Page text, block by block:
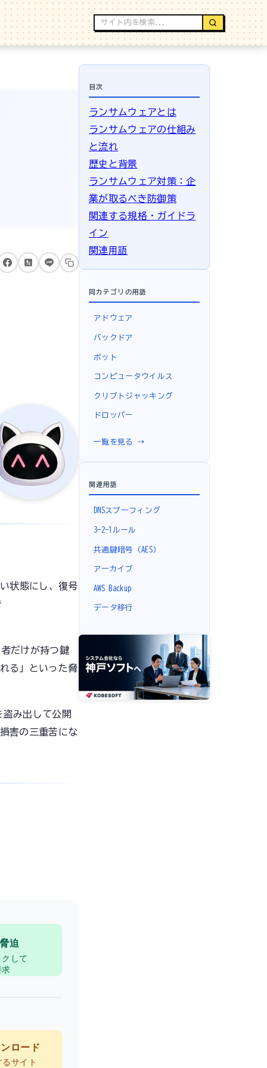
状態にし、復号
だけが持つ鍵
る」といった脅
み出して公開
害の三重苦にな
迫
して
ロード
サイト
目次
ランサムウェアとは
ランサムウェアの仕組み
と流れ
歴史と背景
ランサムウェア対策：企
業が取るべき防御策
関連する規格・ガイドラ
イン
関連用語
同カテゴリの用語
アドウェア
バックドア
ボット
コンピュータウイルス
クリプトジャッキング
ドロッパー
一覧を見る →
関連用語
DNSスプーフィング
3-2-1ルール
共通鍵暗号（AES）
アーカイブ
AWS Backup
データ移行